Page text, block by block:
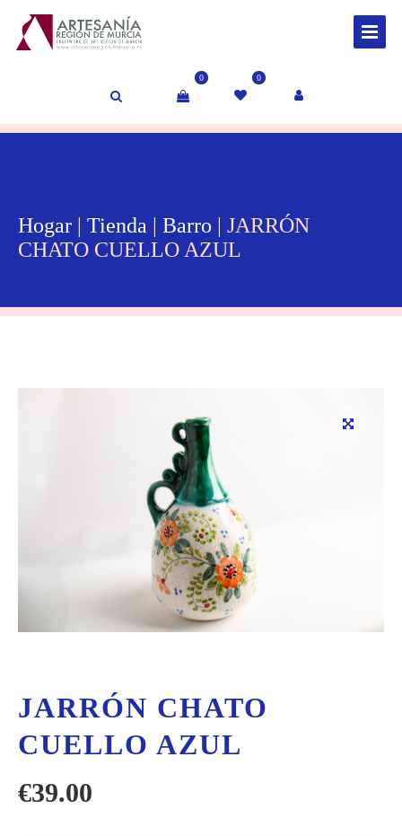
0 0
Hogar Tienda Barro | JARRÓN
CHATO CUELLO AZUL
JARRÓN CHATO
CUELLO AZUL
€39.00